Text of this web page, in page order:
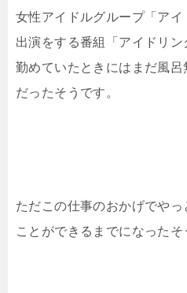
女性アイドルグループ「アイ
出演をする番組「アイドリン
勤めていたときにはまだ風呂
だったそうです。
ただこの仕事のおかげでやっ
ことができるまでになったそ